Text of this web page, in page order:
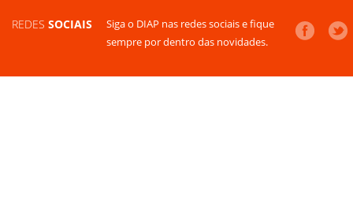
REDES SOCIAIS
Siga o DIAP nas redes sociais e fique
sempre por dentro das novidades.